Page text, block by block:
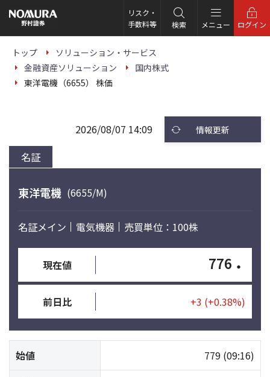
の
ー
リスク・
手数料等
検索 メニュー ログイン
トップ
ソリューション・サービス
金融資産ソリューション
国内株式
東洋電機（6655） 株価
名証
2026/08/07 14:09 情報更新
東洋電機 (6655/M)
名証メイン 電気機器 売買単位：100株
現在値 776 ・
前日比 +3 (+0.38%)
始値 779 (09:16)